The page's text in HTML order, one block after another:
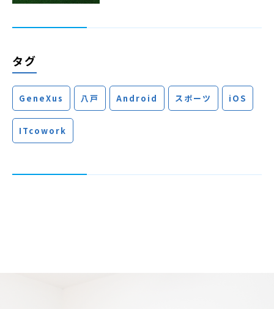
タグ
GeneXus 八戸 Android スポーツ iOS
ITcowork